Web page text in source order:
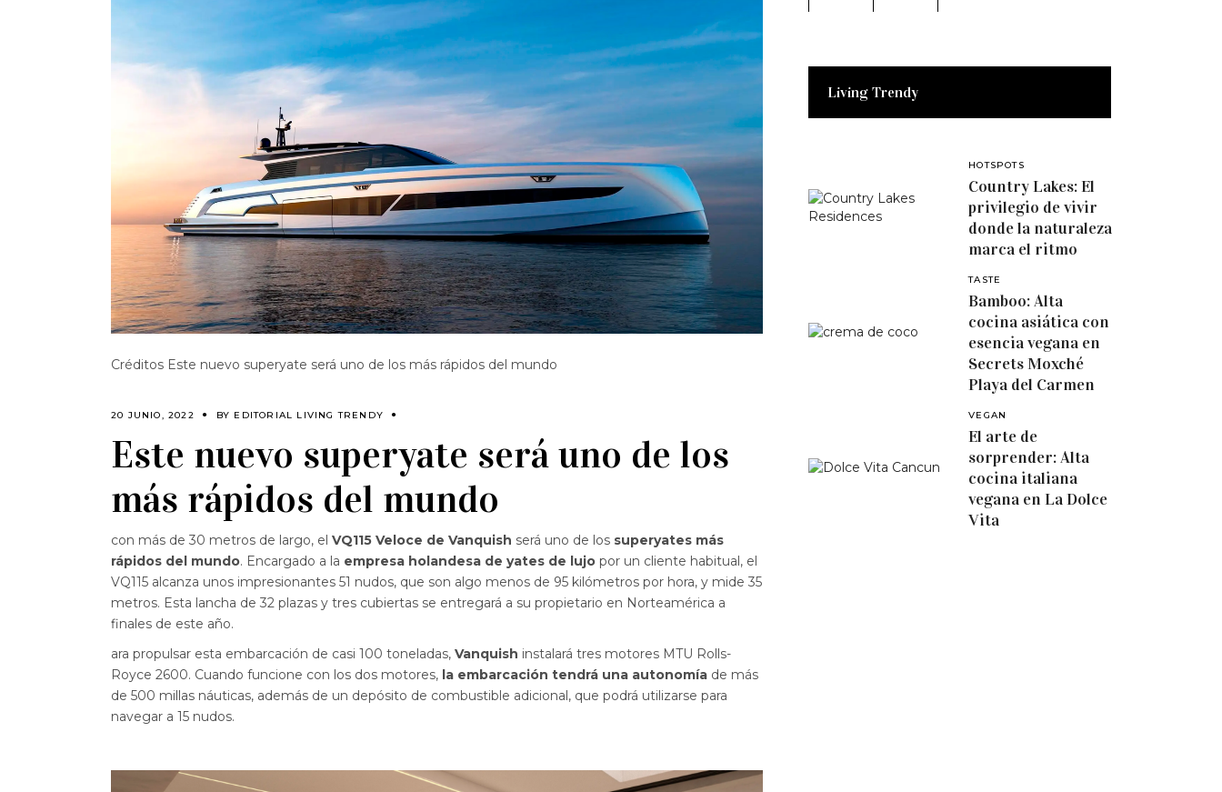
Créditos Este nuevo superyate será uno de los más rápidos del mundo
20 JUNIO, 2022 BY EDITORIAL LIVING TRENDY
Este nuevo superyate será uno de los
más rápidos del mundo
con más de 30 metros de largo, el VQ115 Veloce de Vanquish será uno de los superyates más
rápidos del mundo. Encargado a la empresa holandesa de yates de lujo por un cliente habitual, el
VQ115 alcanza unos impresionantes 51 nudos, que son algo menos de 95 kilómetros por hora, y mide 35
metros. Esta lancha de 32 plazas y tres cubiertas se entregará a su propietario en Norteamérica a
finales de este año.
ara propulsar esta embarcación de casi 100 toneladas, Vanquish instalará tres motores MTU Rolls-
Royce 2600. Cuando funcione con los dos motores, la embarcación tendrá una autonomía de más
de 500 millas náuticas, además de un depósito de combustible adicional, que podrá utilizarse para
navegar a 15 nudos.
Living Trendy
HOTSPOTS
Country Lakes: El
privilegio de vivir
donde la naturaleza
marca el ritmo
TASTE
Bamboo: Alta
cocina asiática con
esencia vegana en
Secrets Moxché
Playa del Carmen
VEGAN
El arte de
sorprender: Alta
cocina italiana
vegana en La Dolce
Vita